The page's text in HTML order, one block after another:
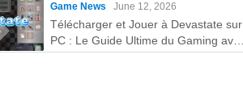
Game News June 12, 2026
Télécharger et Jouer à Devastate sur
PC : Le Guide Ultime du Gaming avec
MEmu Play